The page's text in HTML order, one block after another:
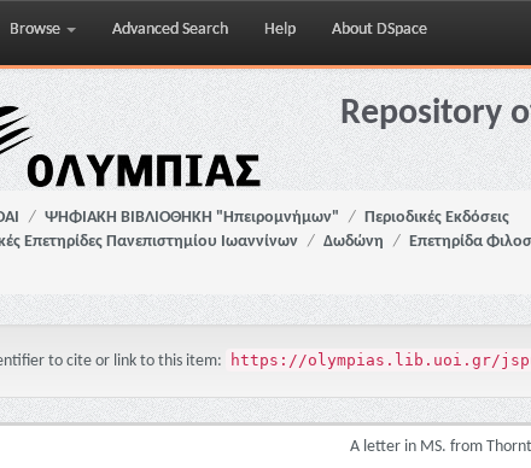
Browse Advanced Search Help About DSpace
Repository
ΨΗΦΙΑΚΗ ΒΙΒΛΙΟΘΗΚΗ "Ηπειρομνήμων"
Περιοδικές Εκδόσεις
Επετηρίδες Πανεπιστημίου Ιωαννίνων
Δωδώνη Επετηρίδα
to cite or link to this item: https://olympias.lib.uoi.gr/
A letter in MS. from